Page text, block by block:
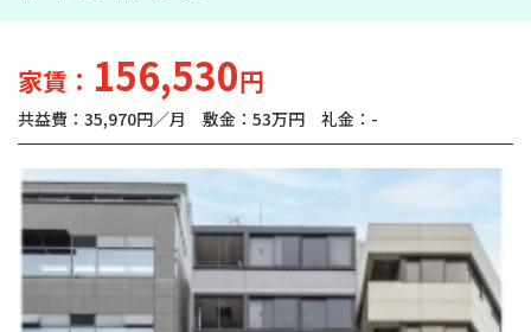
家賃： 156,530円
共益費：35,970円／月 敷金：53万円 礼金：-